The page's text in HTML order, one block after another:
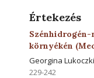
Értekezés
környékén
Georgina
229-242